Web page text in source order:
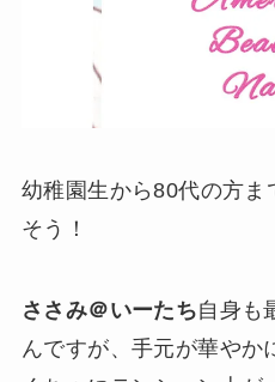
幼稚園生から80代の方
そう！
ささみ＠いーたち自身も
んですが、手元が華やか